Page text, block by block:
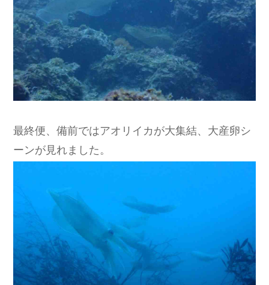
最終便、備前ではアオリイカが大集結、大産卵シ
ーンが見れました。